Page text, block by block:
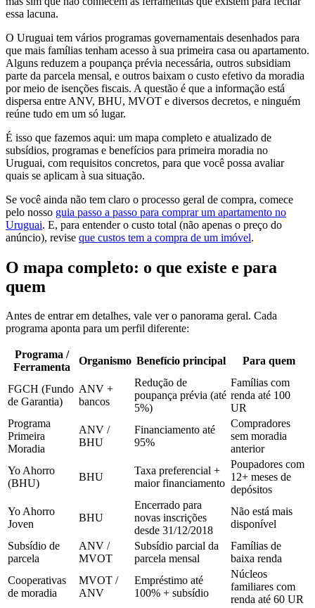
essa lacuna.
O Uruguai tem vários programas governamentais desenhados para
que mais famílias tenham acesso à sua primeira casa ou apartamento.
Alguns reduzem a poupança prévia necessária, outros subsidiam
parte da parcela mensal, e outros baixam o custo efetivo da moradia
por meio de isenções fiscais. A questão é que a informação está
dispersa entre ANV, BHU, MVOT e diversos decretos, e ninguém
reúne tudo em um só lugar.
É isso que fazemos aqui: um mapa completo e atualizado de
subsídios, programas e benefícios para primeira moradia no
Uruguai, com requisitos concretos, para que você possa avaliar
quais se aplicam à sua situação.
Se você ainda não tem claro o processo geral de compra, comece
pelo nosso guia passo a passo para comprar um apartamento no
Uruguai. E, para entender o custo total (não apenas o preço do
anúncio), revise que custos tem a compra de um imóvel.
O mapa completo: o que existe e para
quem
Antes de entrar em detalhes, vale ver o panorama geral. Cada
programa aponta para um perfil diferente:
Programa /
Ferramenta
Organismo Benefício principal Para quem
FGCH (Fundo
de Garantia)
ANV +
bancos
Redução de
poupança prévia (até
5%)
Famílias com
renda até 100
UR
Programa
Primeira
Moradia
ANV /
BHU
Financiamento até
95%
Compradores
sem moradia
anterior
Yo Ahorro
(BHU)
BHU
Taxa preferencial +
maior financiamento
Poupadores com
12+ meses de
depósitos
Yo Ahorro
Joven
BHU
Encerrado para
novas inscrições
desde 31/12/2018
Não está mais
disponível
Subsídio de
parcela
ANV /
MVOT
Subsídio parcial da
parcela mensal
Famílias de
baixa renda
Cooperativas
de moradia
MVOT /
ANV
Empréstimo até
100% + subsídio
Núcleos
familiares com
renda até 60 UR